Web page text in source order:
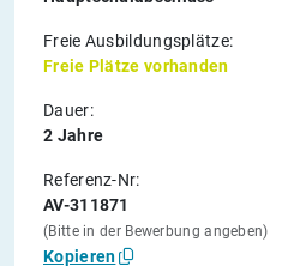
Freie Ausbildungsplätze:
Freie Plätze vorhanden
Dauer:
2 Jahre
Referenz-Nr:
AV-311871
(Bitte in der Bewerbung angeben)
Kopieren